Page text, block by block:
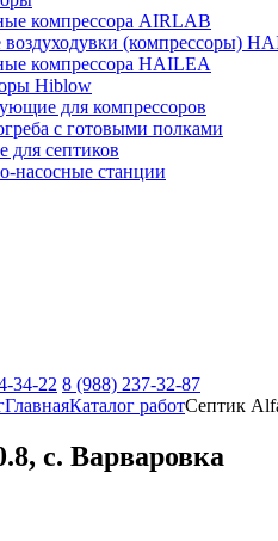
компрессора AIRLAB
(компрессоры)
компрессора HAILEA
Hiblow
для компрессоров
с готовыми полками
септиков
насосные станции
34-22 8 (988) 237-32-87
ГлавнаяКаталог работСептик
с. Варваровка